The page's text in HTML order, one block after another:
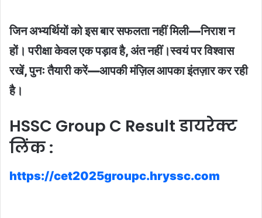
जिन अभ्यर्थियों को इस बार सफलता नहीं मिली—निराश न
हों। परीक्षा केवल एक पड़ाव है, अंत नहीं।स्वयं पर विश्वास
रखें, पुनः तैयारी करें—आपकी मंज़िल आपका इंतज़ार कर रही
है।
HSSC Group C Result डायरेक्ट
लिंक :
https://cet2025groupc.hryssc.com